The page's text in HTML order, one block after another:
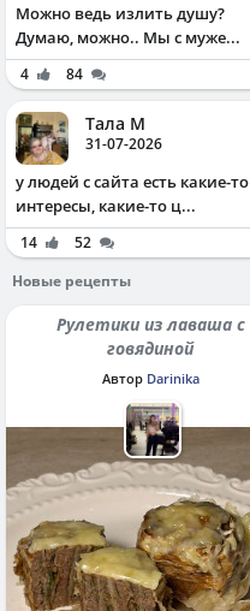
Можно ведь излить душу?
Думаю, можно.. Мы с муже...
4 84
Тала М
31-07-2026
у людей с сайта есть какие-то
интересы, какие-то ц...
14
52
Новые рецепты
Рулетики из лаваша с
говядиной
Автор Darinika